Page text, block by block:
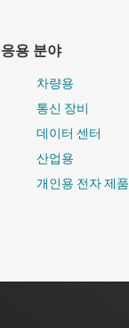
응용 분야
차량용
통신 장비
데이터 센터
산업용
개인용 전자 제품